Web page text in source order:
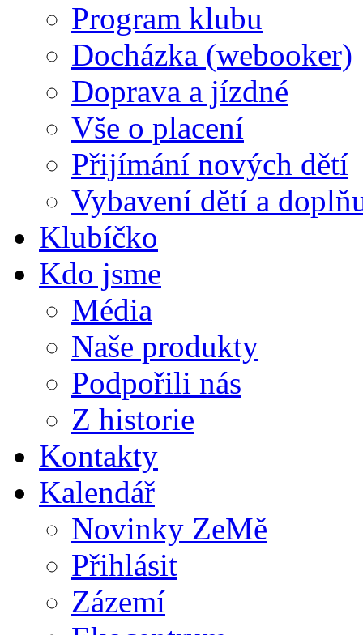
Program klubu
Docházka (webooker)
Doprava a jízdné
Vše o placení
Přijímání nových dětí
Vybavení dětí a
Klubíčko
Kdo jsme
Média
Naše produkty
Podpořili nás
Z historie
Kontakty
Kalendář
Novinky ZeMě
Přihlásit
Zázemí